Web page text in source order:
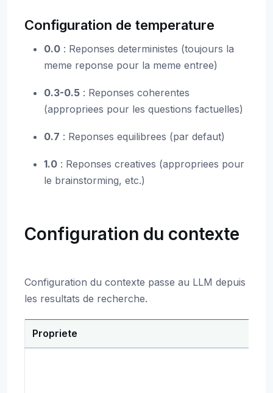
Configuration de temperature
0.0 : Reponses deterministes (toujours la
meme reponse pour la meme entree)
0.3-0.5 : Reponses coherentes
(appropriees pour les questions factuelles)
0.7 : Reponses equilibrees (par defaut)
1.0 : Reponses creatives (appropriees pour
le brainstorming, etc.)
Configuration du contexte
Configuration du contexte passe au LLM depuis
les resultats de recherche.
Propriete